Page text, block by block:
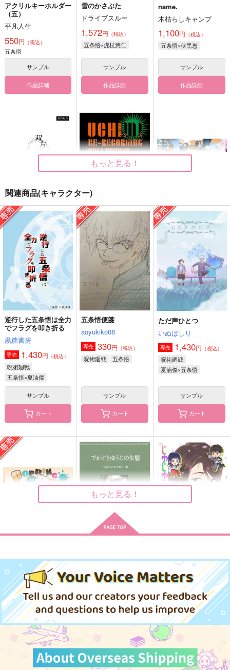
アクリルキーホルダー
（五）
平凡人生
550円 （税込）
五条悟
サンプル
作品詳細
雪のかさぶた
ドライブスルー
1,572円 （税込）
五条悟×虎杖悠仁
サンプル
作品詳細
name.
木枯らしキャンプ
1,100円 （税込）
五条悟×伏黒恵
サンプル
作品詳細
双方に重い
110 円（税込）
五条悟×虎杖悠仁
サンプル
作品詳細
uchimi 再録集
uchimi
1,729円（税込）
サンプル
作品詳細
五歌 2nd
Allme
（税込）
五条悟×庵歌姫
サンプル
作品詳細
スロウララバイ
スタジオサマーライ
ド
629円（税込）
五条悟×夏油傑
サンプル
memories
ミズウオ。
787円
五条悟
サンプル
作品詳細
さとうとハチミツ05
M31
110円（税込）
五条悟×虎杖悠仁
サンプル
五歌アクリルスタンド
ハッピーエンディング
スセメタリー
明日には春
もっと見る！
関連商品(キャラクター)
逆行した五条悟は全力
でフラグを叩き折る
黒糖書房
専売 1,430円 （税込）
呪術廻戦
五条悟×夏油傑
サンプル
カート
五条悟便箋
aoyukiko08
専売 330円 （税込）
呪術廻戦 五条悟
サンプル
カート
ただ声ひとつ
いぬばしり
専売 1,430円 （税込）
呪術廻戦
夏油傑×五条悟
サンプル
カート
通常版
choco_chocon
専売 1,572円 （税込）
呪術廻戦
五条悟
虎杖悠仁
七海建人
サンプル
カート
新ジャガ
787円（税込）
五条悟×虎杖悠仁
サンプル
ARCHES
629円（税込）
呪術廻戦
五条悟
夏油傑
家入硝子
サンプル
もっと見る！